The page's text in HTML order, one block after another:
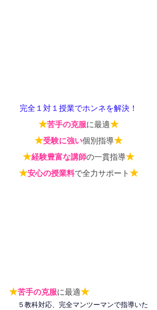
完全１対１授業でホンネを解決！
★苦手の克服に最適★
★受験に強い個別指導★
★経験豊富な講師の一貫指導★
★安心の授業料で全力サポート ★
★苦手の克服に最適★
５教科対応、完全マンツーマンで指導いた